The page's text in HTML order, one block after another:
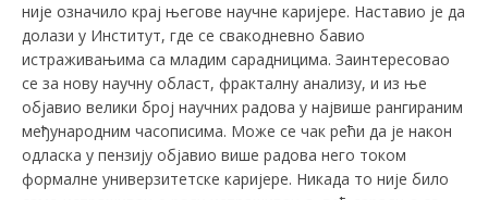
није означило крај његове научне каријере. Наставио је да
долази у Институт, где се свакодневно бавио
истраживањима са младим сарадницима. Заинтересовао
се за нову научну област, фракталну анализу, и из ње
објавио велики број научних радова у највише рангираним
међународним часописима. Може се чак рећи да је након
одласка у пензију објавио више радова него током
формалне универзитетске каријере. Никада то није било